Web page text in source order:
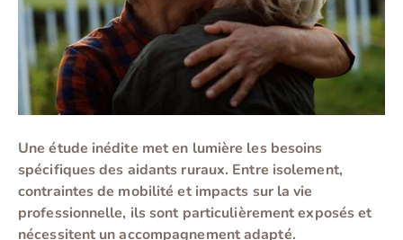
Une étude inédite met en lumière les besoins
spécifiques des aidants ruraux. Entre isolement,
contraintes de mobilité et impacts sur la vie
professionnelle, ils sont particulièrement exposés et
nécessitent un accompagnement adapté.